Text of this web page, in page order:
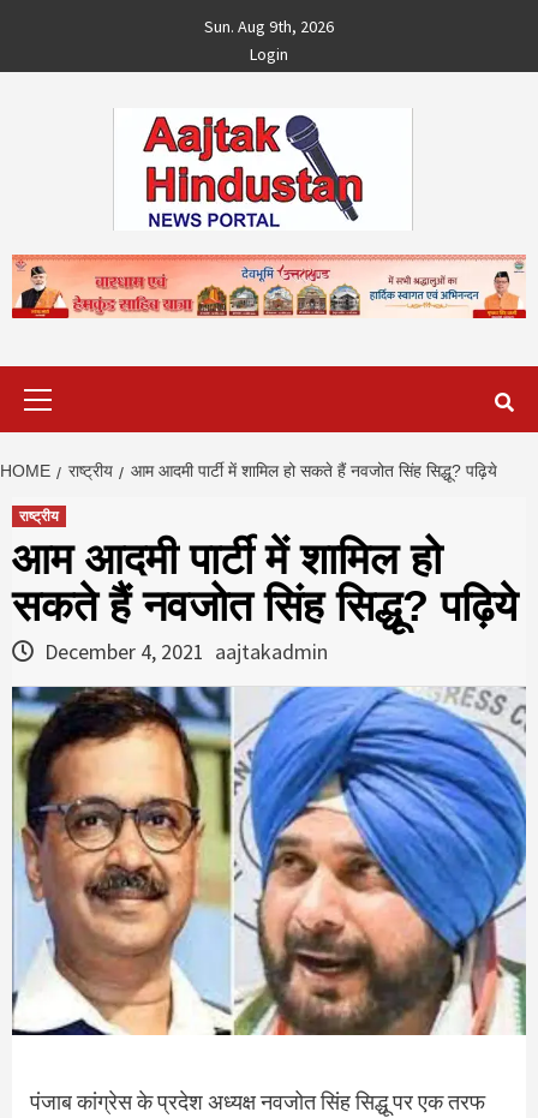
content
Sun. Aug 9th, 2026
Login
HOME राष्ट्रीय आम आदमी पार्टी में शामिल हो सकते हैं नवजोत सिंह सिद्धू? पढ़िये
राष्ट्रीय
आम आदमी पार्टी में शामिल हो
सकते हैं नवजोत सिंह सिद्धू? पढ़िये
December 4, 2021 aajtakadmin
पंजाब कांग्रेस के प्रदेश अध्यक्ष नवजोत सिंह सिद्धू पर एक तरफ